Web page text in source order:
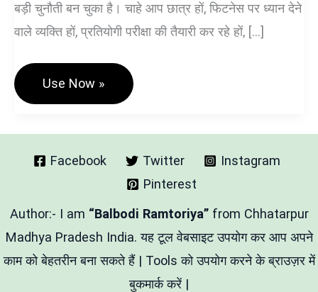
बड़ी चुनौती बन चुका है। चाहे आप छात्र हों, फिटनेस पर ध्यान देने
वाले व्यक्ति हों, प्रतियोगी परीक्षा की तैयारी कर रहे हों, […]
Daily
Generator
Study,
&
Productive
Chart
IN
Hindi
Use Now »
Facebook Twitter
Instagram
Pinterest
Author:- I am “Balbodi Ramtoriya” from Chhatarpur
Madhya Pradesh India. यह टूल वेबसाइट उपयोग कर आप अपने
काम को बेहतरीन बना सकते हैं | Tools को उपयोग करने के ब्राउज़र में
बुकमार्क करें |